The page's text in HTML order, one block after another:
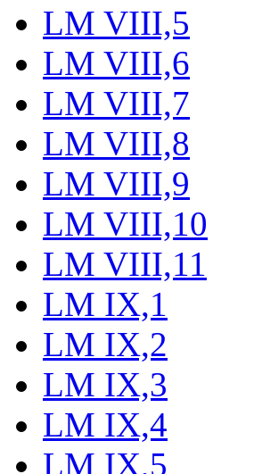
LM VIII,5
LM VIII,6
LM VIII,7
LM VIII,8
LM VIII,9
LM VIII,10
LM VIII,11
LM IX,1
LM IX,2
LM IX,3
LM IX,4
LM IX,5